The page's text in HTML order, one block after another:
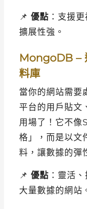
📌 優點 ：支援
擴展性強。
MongoDB –
料庫
當你的網站需要
平台的用戶貼
用場了！它不像
格」，而是以文
料，讓數據的彈
📌 優點 ：靈活
大量數據的網站